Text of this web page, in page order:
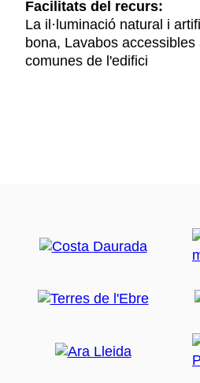
Facilitats del recurs:
La il·luminació natural i
bona, Lavabos
comunes de l'edifici